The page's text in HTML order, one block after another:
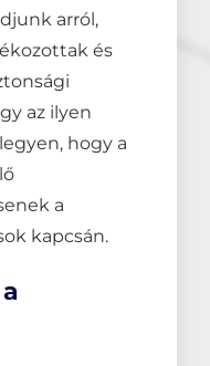
arról,
és
az ilyen
hogy a
a
kapcsán.